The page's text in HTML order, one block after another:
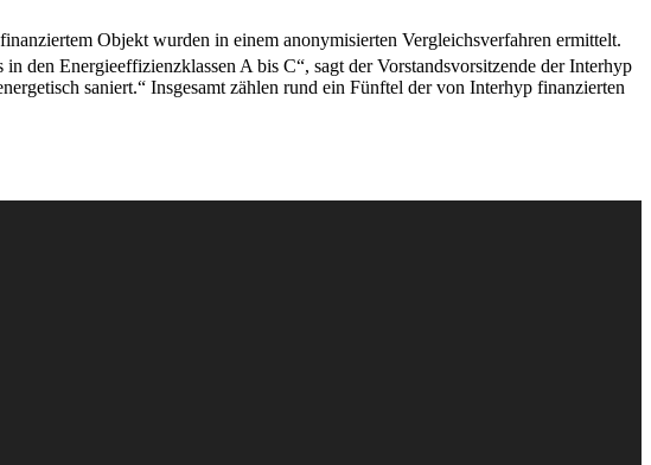
Objekt wurden in einem anonymisierten Vergleichsverfahren ermittelt.
den Energieeffizienzklassen A bis C“, sagt der Vorstandsvorsitzende der Interhyp
saniert.“ Insgesamt zählen rund ein Fünftel der von Interhyp finanzierten